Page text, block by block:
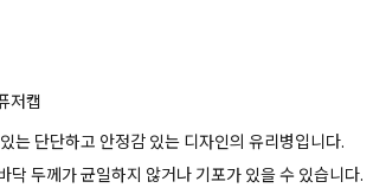
저캡
는 단단하고 안정감 있는 디자인의 유리병입니다.
닥 두께가 균일하지 않거나 기포가 있을 수 있습니다.